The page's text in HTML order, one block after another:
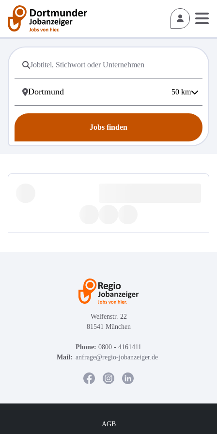
50 km
Jobs finden
Welfenstr. 22
81541 München
Phone: 0800 - 4161411
Mail: anfrage@regio-jobanzeiger.de
AGB